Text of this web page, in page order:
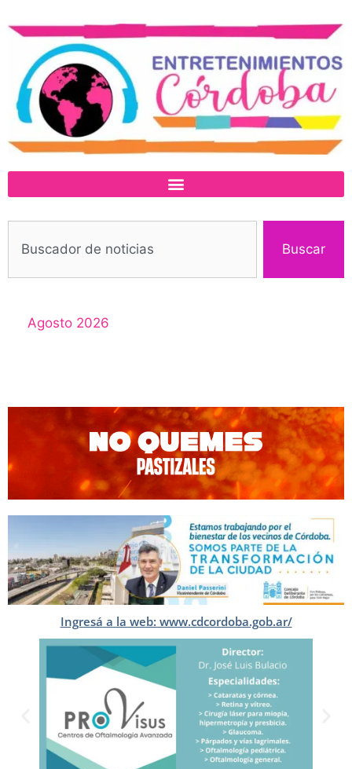
Buscar
Agosto 2026
Ingresá a la web: www.cdcordoba.gob.ar/